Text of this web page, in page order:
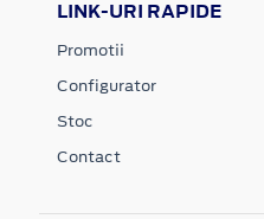
LINK-URI RAPIDE
Promotii
Configurator
Stoc
Contact